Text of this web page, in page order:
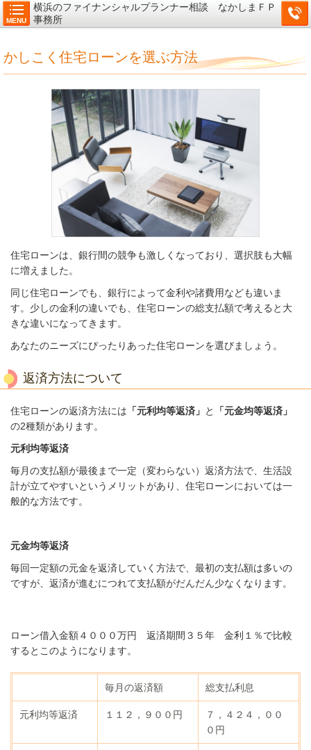
MENU
横浜のファイナンシャルプランナー相談 なかしまＦＰ
事務所
かしこく住宅ローンを選ぶ方法
住宅ローンは、銀行間の競争も激しくなっており、 選択肢も大幅
に増えました。
同じ住宅ローンでも、銀行によって金利や諸費用なども違いま
す。 少しの金利の違いでも、住宅ローンの総支払額で考えると大
きな違いになってきます。
あなたのニーズにぴったりあった住宅ローンを選びましょう。
返済方法について
住宅ローンの返済方法には 「元利均等返済」 と
「元金均等返済」
の2種類があります。
元利均等返済
毎月の支払額が最後まで一定（変わらない）返済方法で、生活設
計が立てやすいというメリットがあり、住宅ローンにおいては一
般的な方法です。
元金均等返済
毎回一定額の元金を返済していく方法で、最初の支払額は多いの
ですが、 返済が進むにつれて支払額がだんだん少なくなります。
ローン借入金額４０００万円 返済期間３５年 金利１％で比較
するとこのようになります。
毎月の返済額 総支払利息
元利均等返済 １１２，９００円
７，４２４，００
０円